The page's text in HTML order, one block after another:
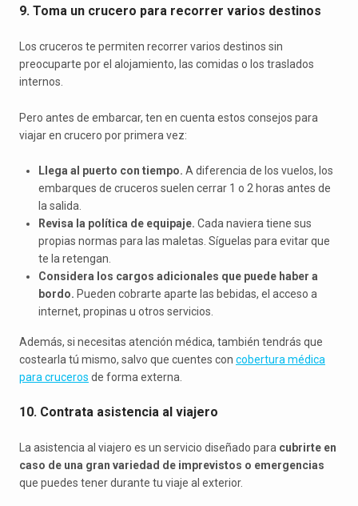
9. Toma un crucero para recorrer varios destinos
Los cruceros te permiten recorrer varios destinos sin
preocuparte por el alojamiento, las comidas o los traslados
internos.
Pero antes de embarcar, ten en cuenta estos consejos para
viajar en crucero por primera vez:
Llega al puerto con tiempo. A diferencia de los vuelos, los
embarques de cruceros suelen cerrar 1 o 2 horas antes de
la salida.
Revisa la política de equipaje. Cada naviera tiene sus
propias normas para las maletas. Síguelas para evitar que
te la retengan.
Considera los cargos adicionales que puede haber a
bordo. Pueden cobrarte aparte las bebidas, el acceso a
internet, propinas u otros servicios.
Además, si necesitas atención médica, también tendrás que
costearla tú mismo, salvo que cuentes con cobertura médica
para cruceros de forma externa.
10. Contrata asistencia al viajero
La asistencia al viajero es un servicio diseñado para cubrirte en
caso de una gran variedad de imprevistos o emergencias
que puedes tener durante tu viaje al exterior.